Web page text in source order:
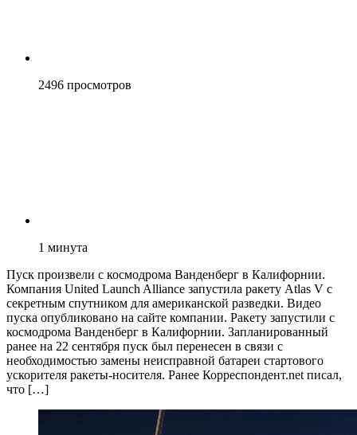
2496 просмотров
1 минута
Пуск произвели с космодрома Ванденберг в Калифорнии.
Компания United Launch Alliance запустила ракету Atlas V с
секретным спутником для американской разведки. Видео
пуска опубликовано на сайте компании. Ракету запустили с
космодрома Ванденберг в Калифорнии. Запланированный
ранее на 22 сентября пуск был перенесен в связи с
необходимостью замены неисправной батареи стартового
ускорителя ракеты-носителя. Ранее Корреспондент.net писал,
что […]